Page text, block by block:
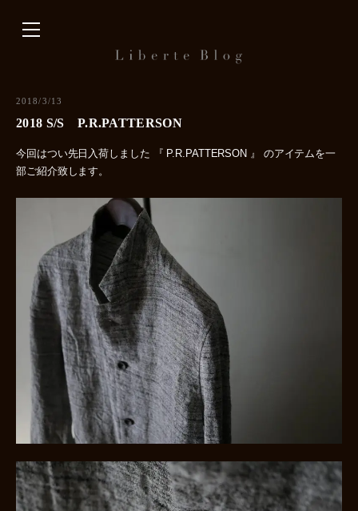
プ
2018/3/13
2018 S/S P.R.PATTERSON
今回はつい先日入荷しました 『 P.R.PATTERSON 』 のアイテムを一
部ご紹介致します。